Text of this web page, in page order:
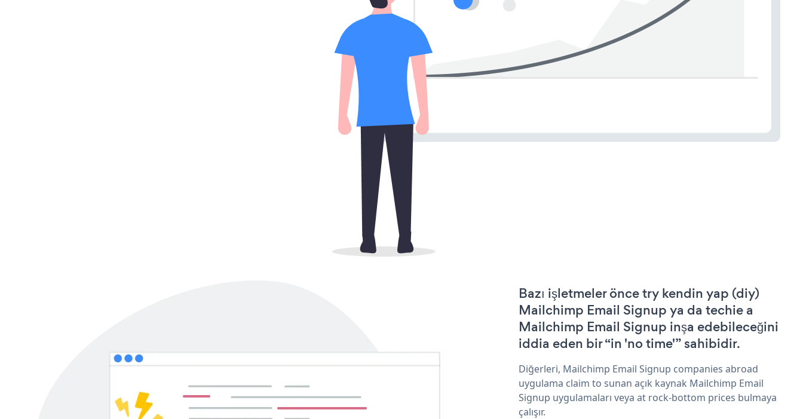
Bazı işletmeler önce try kendin yap (diy)
Mailchimp Email Signup ya da techie a
Mailchimp Email Signup inşa edebileceğini
iddia eden bir “in 'no time'” sahibidir.
Diğerleri, Mailchimp Email Signup companies abroad
uygulama claim to sunan açık kaynak Mailchimp Email
Signup uygulamaları veya at rock-bottom prices bulmaya
çalışır.